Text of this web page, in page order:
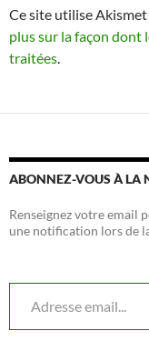
Ce site utilise
plus sur la façon dont
traitées
ABONNEZ-VOUS À LA
Renseignez votre email
une notification lors de
Adresse email...